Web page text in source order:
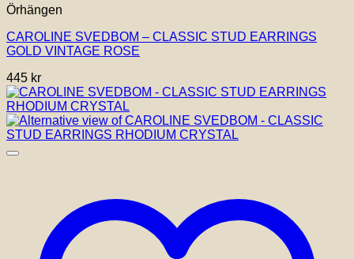
Örhängen
CAROLINE SVEDBOM – CLASSIC STUD EARRINGS
GOLD VINTAGE ROSE
445 kr